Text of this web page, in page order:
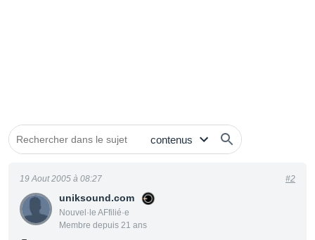
uniksound.com
Nouvel·le AFfilié·e
Membre depuis 21 ans
19 Aout 2005 à 08:27 #2